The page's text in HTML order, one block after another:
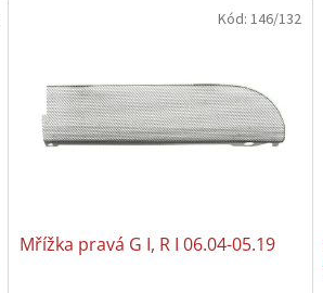
Mřížka pravá G I, R I 06.04-05.19
Kód: 146/132